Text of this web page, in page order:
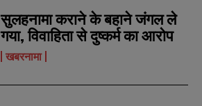
सुलहनामा कराने के बहाने जंगल ले
गया, विवाहिता से दुष्कर्म का आरोप
खबरनामा